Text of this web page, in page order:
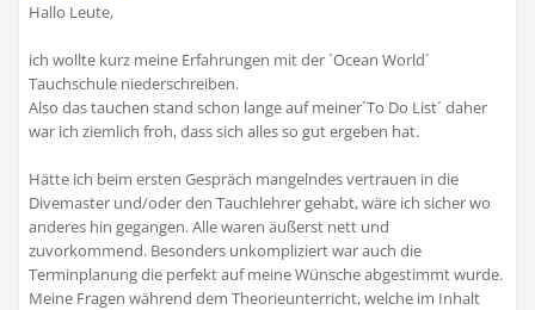
Hallo Leute,
ich wollte kurz meine Erfahrungen mit der ´Ocean World´
Tauchschule niederschreiben.
Also das tauchen stand schon lange auf meiner´To Do List´ daher
war ich ziemlich froh, dass sich alles so gut ergeben hat.
Hätte ich beim ersten Gespräch mangelndes vertrauen in die
Divemaster und/oder den Tauchlehrer gehabt, wäre ich sicher wo
anderes hin gegangen. Alle waren äußerst nett und
zuvorkommend. Besonders unkompliziert war auch die
Terminplanung die perfekt auf meine Wünsche abgestimmt wurde.
Meine Fragen während dem Theorieunterricht, welche im Inhalt